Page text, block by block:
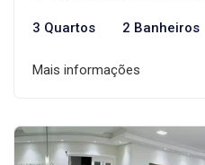
3 Quartos 2 Banheiros
Mais informações